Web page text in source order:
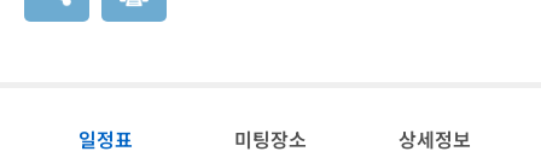
일정표 미팅장소 상세정보